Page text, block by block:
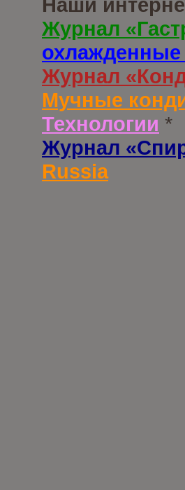
Журнал
Журнал
Мучные
Технологии *
Журнал
Russia